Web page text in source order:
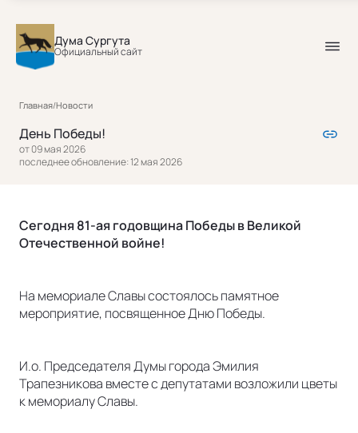
Дума Сургута
Официальный сайт
Главная/Новости
День Победы!
от 09 мая 2026
последнее обновление: 12 мая 2026
Сегодня 81-ая годовщина Победы в Великой
Отечественной войне!
На мемориале Славы состоялось памятное
мероприятие, посвященное Дню Победы.
И.о. Председателя Думы города Эмилия
Трапезникова вместе с депутатами возложили цветы
к мемориалу Славы.